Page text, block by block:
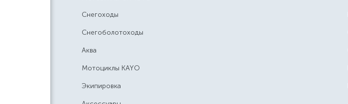
Снегоходы
Снегоболотоходы
Аква
Мотоциклы KAYO
Экипировка